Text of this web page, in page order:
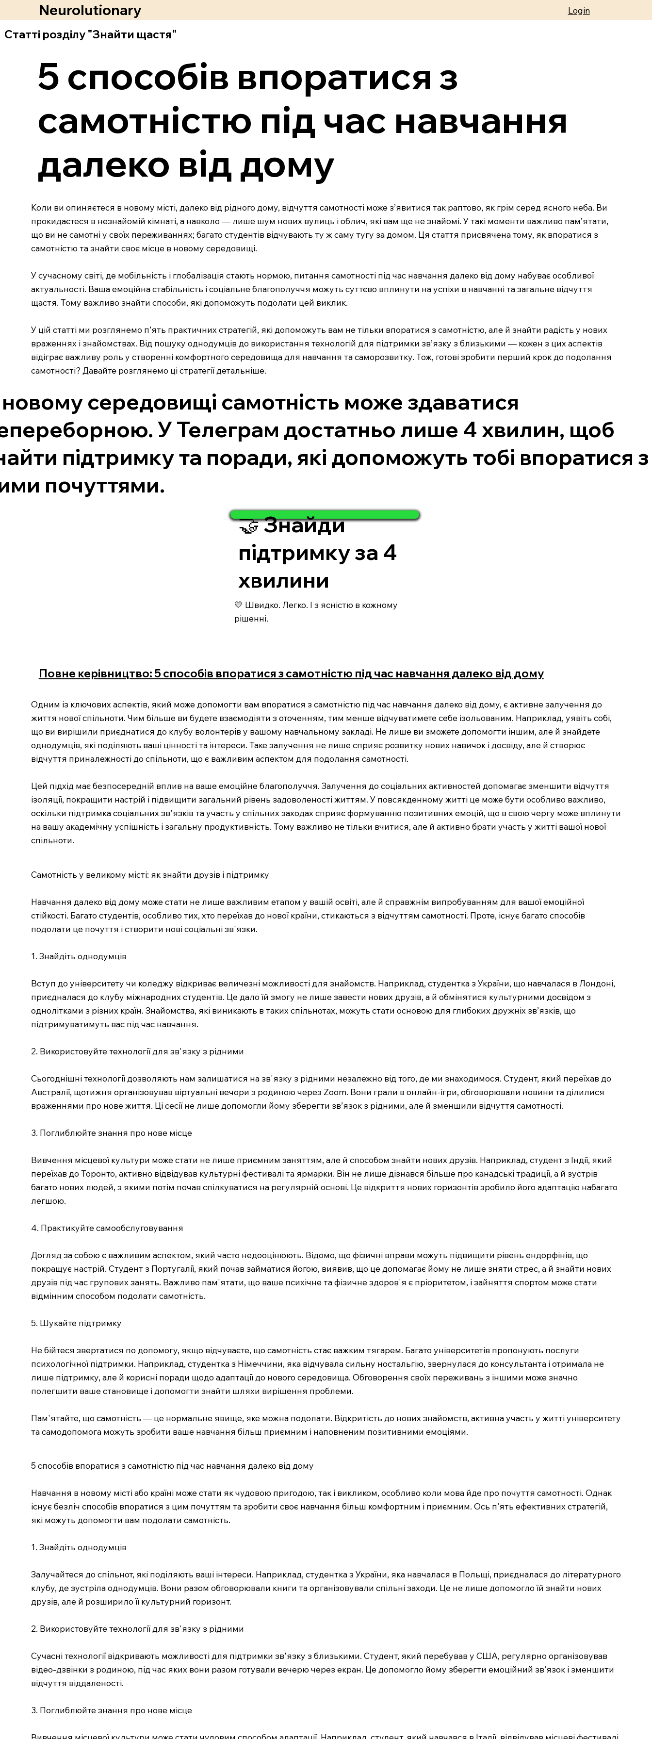
Neurolutionary Login
Статті розділу "Знайти щастя"
5 способів впоратися з
самотністю під час навчання
далеко від дому
Коли ви опиняєтеся в новому місті, далеко від рідного дому, відчуття самотності може з’явитися так раптово, як грім серед ясного неба. Ви
прокидаєтеся в незнайомій кімнаті, а навколо — лише шум нових вулиць і облич, які вам ще не знайомі. У такі моменти важливо пам’ятати,
що ви не самотні у своїх переживаннях; багато студентів відчувають ту ж саму тугу за домом. Ця стаття присвячена тому, як впоратися з
самотністю та знайти своє місце в новому середовищі.
У сучасному світі, де мобільність і глобалізація стають нормою, питання самотності під час навчання далеко від дому набуває особливої
актуальності. Ваша емоційна стабільність і соціальне благополуччя можуть суттєво вплинути на успіхи в навчанні та загальне відчуття
щастя. Тому важливо знайти способи, які допоможуть подолати цей виклик.
У цій статті ми розглянемо п’ять практичних стратегій, які допоможуть вам не тільки впоратися з самотністю, але й знайти радість у нових
враженнях і знайомствах. Від пошуку однодумців до використання технологій для підтримки зв’язку з близькими — кожен з цих аспектів
відіграє важливу роль у створенні комфортного середовища для навчання та саморозвитку. Тож, готові зробити перший крок до подолання
самотності? Давайте розглянемо ці стратегії детальніше.
середовищі самотність може здаватися
У Телеграм достатньо лише 4 хвилин, щоб
підтримку та поради, які допоможуть тобі впоратися з
почуттями.
🤝 Знайди
підтримку за 4
хвилини
💛 Швидко. Легко. І з ясністю в кожному
рішенні.
Повне керівництво: 5 способів впоратися з самотністю під час навчання далеко від дому
Одним із ключових аспектів, який може допомогти вам впоратися з самотністю під час навчання далеко від дому, є активне залучення до
життя нової спільноти. Чим більше ви будете взаємодіяти з оточенням, тим менше відчуватимете себе ізольованим. Наприклад, уявіть собі,
що ви вирішили приєднатися до клубу волонтерів у вашому навчальному закладі. Не лише ви зможете допомогти іншим, але й знайдете
однодумців, які поділяють ваші цінності та інтереси. Таке залучення не лише сприяє розвитку нових навичок і досвіду, але й створює
відчуття приналежності до спільноти, що є важливим аспектом для подолання самотності.
Цей підхід має безпосередній вплив на ваше емоційне благополуччя. Залучення до соціальних активностей допомагає зменшити відчуття
ізоляції, покращити настрій і підвищити загальний рівень задоволеності життям. У повсякденному житті це може бути особливо важливо,
оскільки підтримка соціальних зв'язків та участь у спільних заходах сприяє формуванню позитивних емоцій, що в свою чергу може вплинути
на вашу академічну успішність і загальну продуктивність. Тому важливо не тільки вчитися, але й активно брати участь у житті вашої нової
спільноти.
Самотність у великому місті: як знайти друзів і підтримку
Навчання далеко від дому може стати не лише важливим етапом у вашій освіті, але й справжнім випробуванням для вашої емоційної
стійкості. Багато студентів, особливо тих, хто переїхав до нової країни, стикаються з відчуттям самотності. Проте, існує багато способів
подолати це почуття і створити нові соціальні зв'язки.
1. Знайдіть однодумців
Вступ до університету чи коледжу відкриває величезні можливості для знайомств. Наприклад, студентка з України, що навчалася в Лондоні,
приєдналася до клубу міжнародних студентів. Це дало їй змогу не лише завести нових друзів, а й обмінятися культурними досвідом з
однолітками з різних країн. Знайомства, які виникають в таких спільнотах, можуть стати основою для глибоких дружніх зв’язків, що
підтримуватимуть вас під час навчання.
2. Використовуйте технології для зв'язку з рідними
Сьогоднішні технології дозволяють нам залишатися на зв'язку з рідними незалежно від того, де ми знаходимося. Студент, який переїхав до
Австралії, щотижня організовував віртуальні вечори з родиною через Zoom. Вони грали в онлайн-ігри, обговорювали новини та ділилися
враженнями про нове життя. Ці сесії не лише допомогли йому зберегти зв’язок з рідними, але й зменшили відчуття самотності.
3. Поглиблюйте знання про нове місце
Вивчення місцевої культури може стати не лише приємним заняттям, але й способом знайти нових друзів. Наприклад, студент з Індії, який
переїхав до Торонто, активно відвідував культурні фестивалі та ярмарки. Він не лише дізнався більше про канадські традиції, а й зустрів
багато нових людей, з якими потім почав спілкуватися на регулярній основі. Це відкриття нових горизонтів зробило його адаптацію набагато
легшою.
4. Практикуйте самообслуговування
Догляд за собою є важливим аспектом, який часто недооцінюють. Відомо, що фізичні вправи можуть підвищити рівень ендорфінів, що
покращує настрій. Студент з Португалії, який почав займатися йогою, виявив, що це допомагає йому не лише зняти стрес, а й знайти нових
друзів під час групових занять. Важливо пам'ятати, що ваше психічне та фізичне здоров'я є пріоритетом, і зайняття спортом може стати
відмінним способом подолати самотність.
5. Шукайте підтримку
Не бійтеся звертатися по допомогу, якщо відчуваєте, що самотність стає важким тягарем. Багато університетів пропонують послуги
психологічної підтримки. Наприклад, студентка з Німеччини, яка відчувала сильну ностальгію, звернулася до консультанта і отримала не
лише підтримку, але й корисні поради щодо адаптації до нового середовища. Обговорення своїх переживань з іншими може значно
полегшити ваше становище і допомогти знайти шляхи вирішення проблеми.
Пам'ятайте, що самотність — це нормальне явище, яке можна подолати. Відкритість до нових знайомств, активна участь у житті університету
та самодопомога можуть зробити ваше навчання більш приємним і наповненим позитивними емоціями.
5 способів впоратися з самотністю під час навчання далеко від дому
Навчання в новому місті або країні може стати як чудовою пригодою, так і викликом, особливо коли мова йде про почуття самотності. Однак
існує безліч способів впоратися з цим почуттям та зробити своє навчання більш комфортним і приємним. Ось п’ять ефективних стратегій,
які можуть допомогти вам подолати самотність.
1. Знайдіть однодумців
Залучайтеся до спільнот, які поділяють ваші інтереси. Наприклад, студентка з України, яка навчалася в Польщі, приєдналася до літературного
клубу, де зустріла однодумців. Вони разом обговорювали книги та організовували спільні заходи. Це не лише допомогло їй знайти нових
друзів, але й розширило її культурний горизонт.
2. Використовуйте технології для зв'язку з рідними
Сучасні технології відкривають можливості для підтримки зв'язку з близькими. Студент, який перебував у США, регулярно організовував
відео-дзвінки з родиною, під час яких вони разом готували вечерю через екран. Це допомогло йому зберегти емоційний зв’язок і зменшити
відчуття віддаленості.
3. Поглиблюйте знання про нове місце